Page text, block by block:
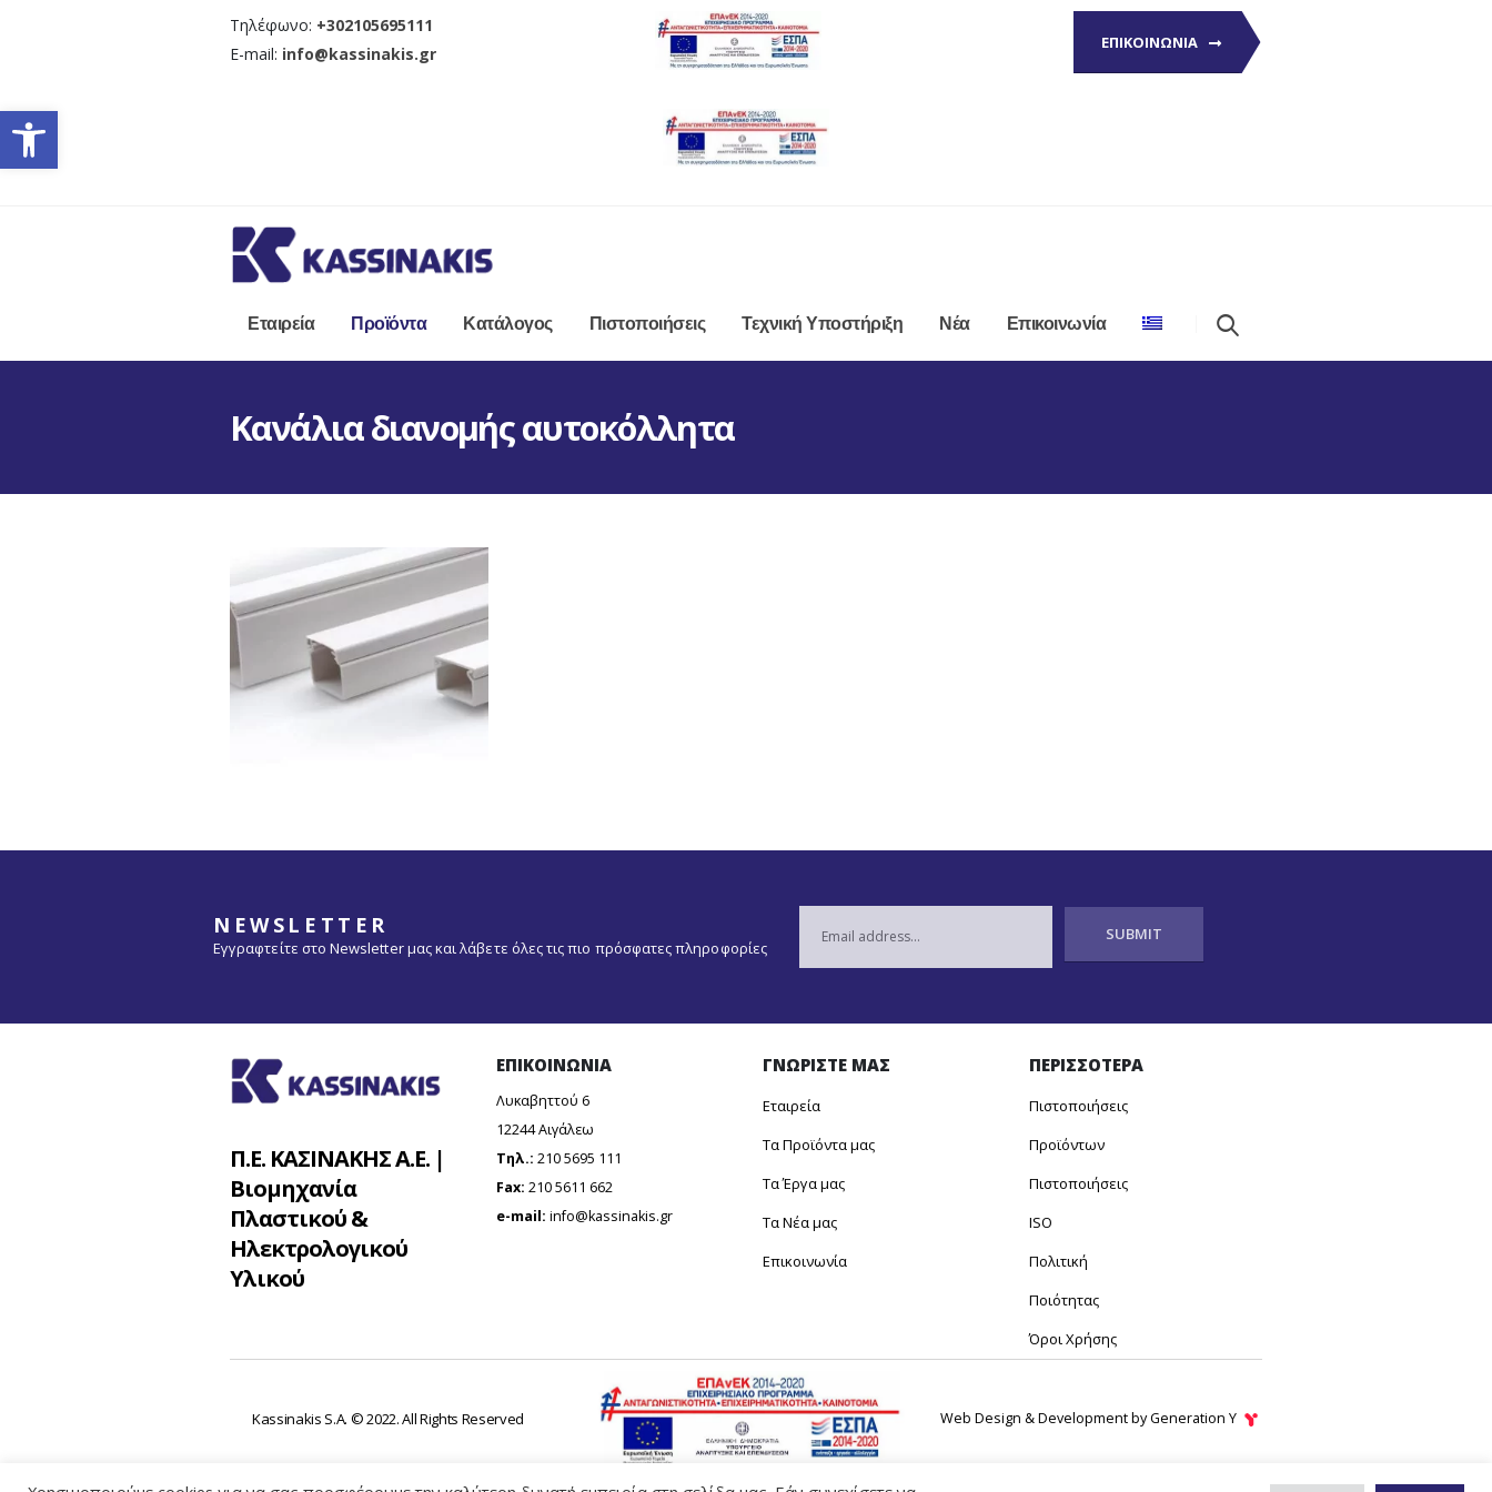
Ανοίξτε τη γραμμή εργαλείων
Τηλέφωνο: +302105695111
E-mail: info@kassinakis.gr
ΕΠΙΚΟΙΝΩΝΙΑ
Εταιρεία Προϊόντα Κατάλογος Πιστοποιήσεις Τεχνική Υποστήριξη Νέα Επικοινωνία
Κανάλια διανομής αυτοκόλλητα
NEWSLETTER
Εγγραφτείτε στο Newsletter μας και λάβετε όλες τις πιο πρόσφατες πληροφορίες
Π.Ε. ΚΑΣΙΝΑΚΗΣ Α.Ε. |
Βιομηχανία
Πλαστικού &
Ηλεκτρολογικού
Υλικού
ΕΠΙΚΟΙΝΩΝΙΑ
Λυκαβηττού 6
12244 Aιγάλεω
Τηλ.: 210 5695 111
Fax: 210 5611 662
e-mail: info@kassinakis.gr
ΓΝΩΡΙΣΤΕ ΜΑΣ
Εταιρεία
Τα Προϊόντα μας
Τα Έργα μας
Τα Νέα μας
Επικοινωνία
ΠΕΡΙΣΣΟΤΕΡΑ
Πιστοποιήσεις
Προϊόντων
Πιστοποιήσεις
ISO
Πολιτική
Ποιότητας
Όροι Χρήσης
Kassinakis S.A. © 2022. All Rights Reserved Web Design & Development byGeneration Y